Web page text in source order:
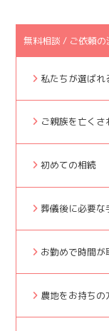
無料相談 / ご依頼の
私たちが選ばれ
ご親族を亡くさ
初めての相続
葬儀後に必要な
お勤めで時間が
農地をお持ちの